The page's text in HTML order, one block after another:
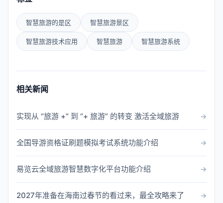
智慧旅游的是区 智慧旅游景区
智慧旅游技术应用 智慧旅游 智慧旅游系统
相关新闻
实现从 “旅游 +” 到 “+ 旅游” 的转变 激活全域旅游
全国导游资格证刷题模拟考试系统功能介绍
易览云全域旅游智慧数字化平台功能介绍
2027年准备在海南过春节的看过来，最全攻略来了